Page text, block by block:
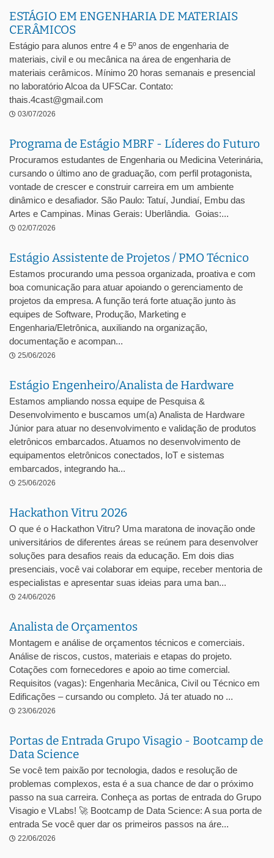
ESTÁGIO EM ENGENHARIA DE MATERIAIS
CERÂMICOS
Estágio para alunos entre 4 e 5º anos de engenharia de
materiais, civil e ou mecânica na área de engenharia de
materiais cerâmicos. Mínimo 20 horas semanais e presencial
no laboratório Alcoa da UFSCar. Contato:
thais.4cast@gmail.com
03/07/2026
Programa de Estágio MBRF - Líderes do Futuro
Procuramos estudantes de Engenharia ou Medicina Veterinária,
cursando o último ano de graduação, com perfil protagonista,
vontade de crescer e construir carreira em um ambiente
dinâmico e desafiador. São Paulo: Tatuí, Jundiaí, Embu das
Artes e Campinas. Minas Gerais: Uberlândia. Goias:...
02/07/2026
Estágio Assistente de Projetos / PMO Técnico
Estamos procurando uma pessoa organizada, proativa e com
boa comunicação para atuar apoiando o gerenciamento de
projetos da empresa. A função terá forte atuação junto às
equipes de Software, Produção, Marketing e
Engenharia/Eletrônica, auxiliando na organização,
documentação e acompan...
25/06/2026
Estágio Engenheiro/Analista de Hardware
Estamos ampliando nossa equipe de Pesquisa &
Desenvolvimento e buscamos um(a) Analista de Hardware
Júnior para atuar no desenvolvimento e validação de produtos
eletrônicos embarcados. Atuamos no desenvolvimento de
equipamentos eletrônicos conectados, IoT e sistemas
embarcados, integrando ha...
25/06/2026
Hackathon Vitru 2026
O que é o Hackathon Vitru? Uma maratona de inovação onde
universitários de diferentes áreas se reúnem para desenvolver
soluções para desafios reais da educação. Em dois dias
presenciais, você vai colaborar em equipe, receber mentoria de
especialistas e apresentar suas ideias para uma ban...
24/06/2026
Analista de Orçamentos
Montagem e análise de orçamentos técnicos e comerciais.
Análise de riscos, custos, materiais e etapas do projeto.
Cotações com fornecedores e apoio ao time comercial.
Requisitos (vagas): Engenharia Mecânica, Civil ou Técnico em
Edificações – cursando ou completo. Já ter atuado no ...
23/06/2026
Portas de Entrada Grupo Visagio - Bootcamp de
Data Science
Se você tem paixão por tecnologia, dados e resolução de
problemas complexos, esta é a sua chance de dar o próximo
passo na sua carreira. Conheça as portas de entrada do Grupo
Visagio e VLabs! 🚀 Bootcamp de Data Science: A sua porta de
entrada Se você quer dar os primeiros passos na áre...
22/06/2026